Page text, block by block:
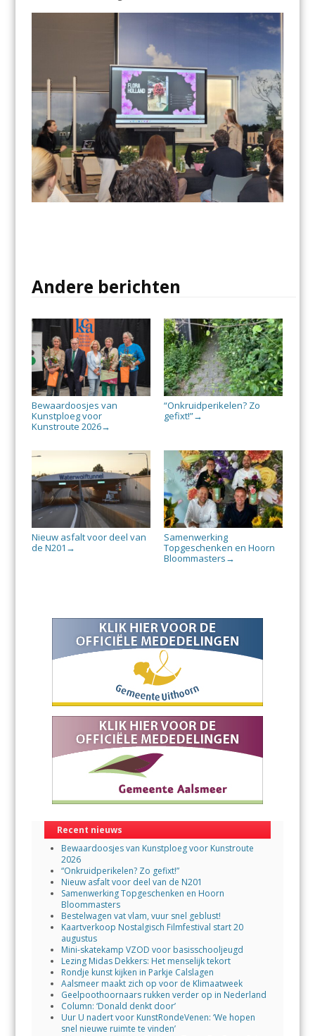
Andere berichten
Bewaardoosjes van
Kunstploeg voor
Kunstroute 2026→
“Onkruidperikelen? Zo
gefixt!”→
Nieuw asfalt voor deel van
de N201 →
Samenwerking
Topgeschenken en Hoorn
Bloommasters →
Recent nieuws
Bewaardoosjes van Kunstploeg voor Kunstroute
2026
“Onkruidperikelen? Zo gefixt!”
Nieuw asfalt voor deel van de N201
Samenwerking Topgeschenken en Hoorn
Bloommasters
Bestelwagen vat vlam, vuur snel geblust!
Kaartverkoop Nostalgisch Filmfestival start 20
augustus
Mini-skatekamp VZOD voor basisschooljeugd
Lezing Midas Dekkers: Het menselijk tekort
Rondje kunst kijken in Parkje Calslagen
Aalsmeer maakt zich op voor de Klimaatweek
Geelpoothoornaars rukken verder op in Nederland
Column: ‘Donald denkt door’
Uur U nadert voor KunstRondeVenen: ‘We hopen
snel nieuwe ruimte te vinden’